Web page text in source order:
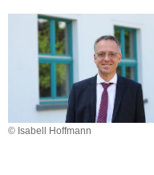
© Isabell Hoffmann